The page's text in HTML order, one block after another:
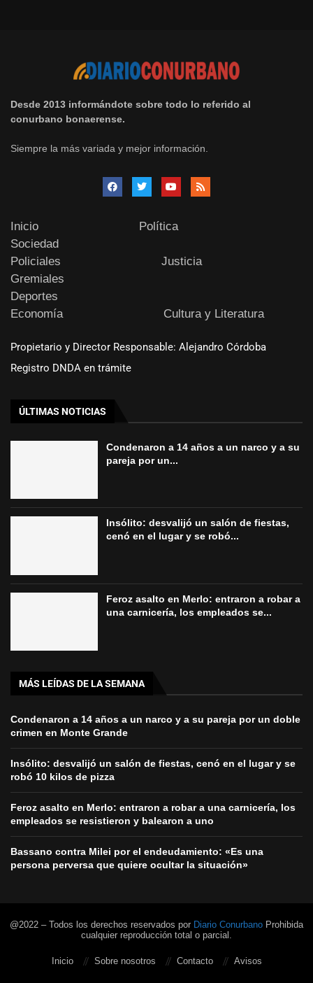
Desde 2013 informándote sobre todo lo referido al
conurbano bonaerense.
Siempre la más variada y mejor información.
Inicio
Política
Sociedad
Policiales
Justicia
Gremiales
Deportes
Economía
Cultura y Literatura
Propietario y Director Responsable: Alejandro Córdoba
Registro DNDA en trámite
ÚLTIMAS NOTICIAS
Condenaron a 14 años a un narco y a su
pareja por un...
Insólito: desvalijó un salón de fiestas,
cenó en el lugar y se robó...
Feroz asalto en Merlo: entraron a robar a
una carnicería, los empleados se...
MÁS LEÍDAS DE LA SEMANA
Condenaron a 14 años a un narco y a su pareja por un doble
crimen en Monte Grande
Insólito: desvalijó un salón de fiestas, cenó en el lugar y se
robó 10 kilos de pizza
Feroz asalto en Merlo: entraron a robar a una carnicería, los
empleados se resistieron y balearon a uno
Bassano contra Milei por el endeudamiento: «Es una
persona perversa que quiere ocultar la situación»
@2022 – Todos los derechos reservados por Diario Conurbano Prohibida
cualquier reproducción total o parcial.
Inicio Sobre nosotros Contacto Avisos